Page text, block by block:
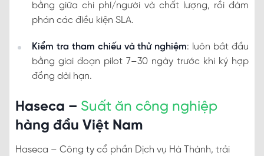
bằng giữa chi phí/người và chất lượng, rồi đàm
phán các điều kiện SLA.
Kiểm tra tham chiếu và thử nghiệm: luôn bắt đầu
bằng giai đoạn pilot 7–30 ngày trước khi ký hợp
đồng dài hạn.
Haseca – Suất ăn công nghiệp
hàng đầu Việt Nam
Haseca – Công ty cổ phần Dịch vụ Hà Thành, trải